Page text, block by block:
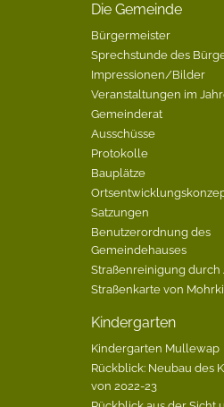
Die Gemeinde
Bürgermeister
Sprechstunde des
Impressionen/Bilder
Veranstaltungen im
Gemeinderat
Ausschüsse
Protokolle
Bauplätze
Satzungen
Benutzerordnung des
Gemeindehauses
Straßenreinigung
Straßenkarte von
Kindergarten
Kindergarten Mullewap
Rückblick: Neubau des
von 2022-23